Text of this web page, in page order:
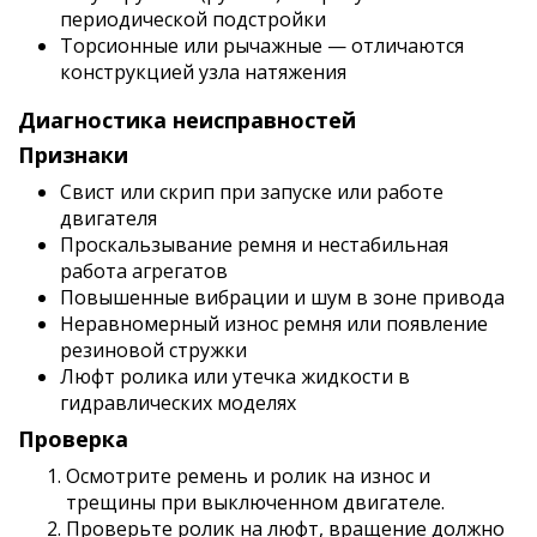
периодической подстройки
Торсионные или рычажные — отличаются
конструкцией узла натяжения
Диагностика неисправностей
Признаки
Свист или скрип при запуске или работе
двигателя
Проскальзывание ремня и нестабильная
работа агрегатов
Повышенные вибрации и шум в зоне привода
Неравномерный износ ремня или появление
резиновой стружки
Люфт ролика или утечка жидкости в
гидравлических моделях
Проверка
Осмотрите ремень и ролик на износ и
трещины при выключенном двигателе.
Проверьте ролик на люфт, вращение должно